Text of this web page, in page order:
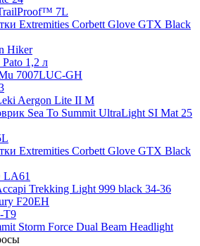
7L
Extremities Corbett Glove GTX Black
Hiker
1,2 л
7007LUC-GH
Aergon Lite II M
Sea To Summit UltraLight SI Mat 25
Extremities Corbett Glove GTX Black
LA61
Trekking Light 999 black 34-36
F20EH
T9
Storm Force Dual Beam Headlight